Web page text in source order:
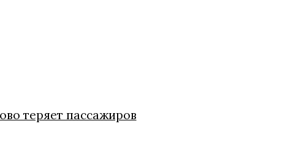
теряет пассажиров